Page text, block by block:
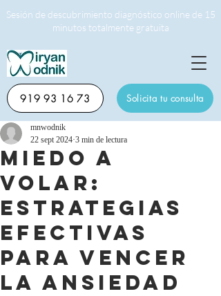
Solicita tu consulta
919 93 16 73
Sesión de descubrimiento diagnóstico online de 15
minutos totalmente gratuita
Miedo a
volar:
Estrategias
efectivas
para vencer
la ansiedad
mnwodnik
22 sept 2024 3 min de lectura